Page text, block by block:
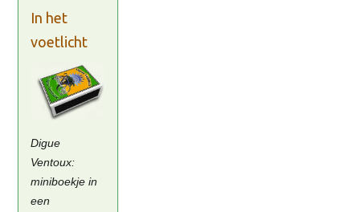
In het
voetlicht
Digue
Ventoux:
miniboekje in
een